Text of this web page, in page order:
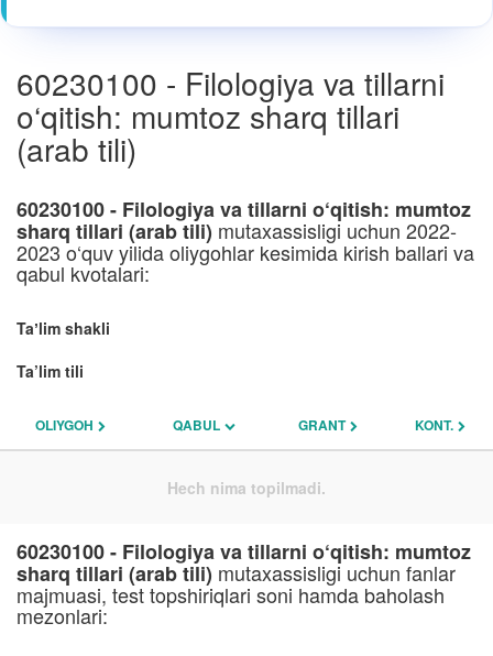
60230100 - Filologiya va tillarni
o‘qitish: mumtoz sharq tillari
(arab tili)
60230100 - Filologiya va tillarni o‘qitish: mumtoz
sharq tillari (arab tili) mutaxassisligi uchun 2022-
2023 o‘quv yilida oliygohlar kesimida kirish ballari va
qabul kvotalari:
Taʼlim shakli
Ta’lim tili
OLIYGOH QABUL GRANT KONT.
Hech nima topilmadi.
60230100 - Filologiya va tillarni o‘qitish: mumtoz
sharq tillari (arab tili) mutaxassisligi uchun fanlar
majmuasi, test topshiriqlari soni hamda baholash
mezonlari: